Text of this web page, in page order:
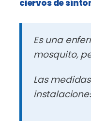
ciervos de
Es una
mosquito,
Las